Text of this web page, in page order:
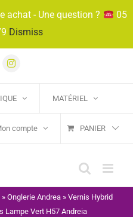
Instagram
MATÉRIEL
compte PANIER
» Onglerie Andrea » Vernis Hybrid
Lampe Vert H57 Andreia
achat - Une question ?
05
Dismiss